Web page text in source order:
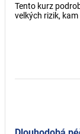
Tento kurz
velkých rizik,